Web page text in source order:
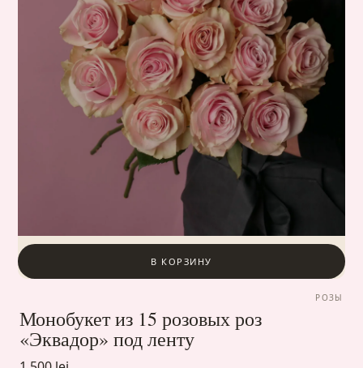
В КОРЗИНУ
РОЗЫ
Монобукет из 15 розовых роз
«Эквадор» под ленту